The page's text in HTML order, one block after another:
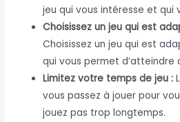
jeu qui vous intéresse et qui
Choisissez un jeu qui est
Choisissez un jeu qui est
qui vous permet d’atteindre
Limitez votre temps de jeu :
vous passez à jouer pour
jouez pas trop longtemps.